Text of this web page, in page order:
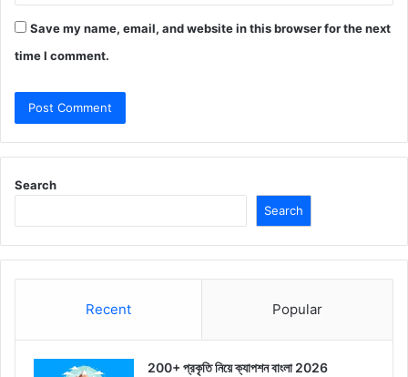
Save my name, email, and website in this browser for the next
time I comment.
Search
Search
Recent Popular
200+ প্রকৃতি নিয়ে ক্যাপশন বাংলা 2026